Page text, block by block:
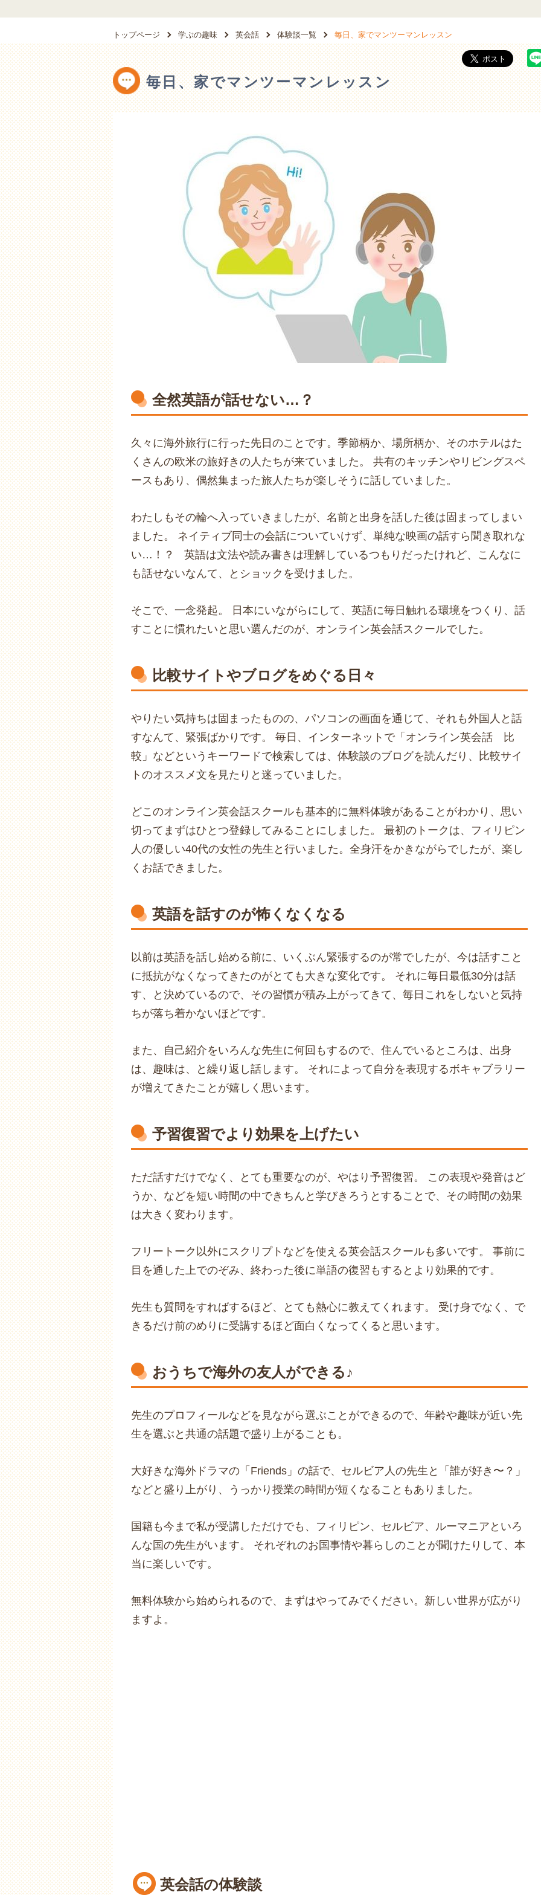
トップページ 学ぶの趣味 英会話 体験談一覧 毎日、家でマンツーマンレッスン
毎日、家でマンツーマンレッスン
全然英語が話せない…？
久々に海外旅行に行った先日のことです。季節柄か、場所柄か、そのホテルはた
くさんの欧米の旅好きの人たちが来ていました。 共有のキッチンやリビングスペ
ースもあり、偶然集まった旅人たちが楽しそうに話していました。
わたしもその輪へ入っていきましたが、名前と出身を話した後は固まってしまい
ました。 ネイティブ同士の会話についていけず、単純な映画の話すら聞き取れな
い…！？ 英語は文法や読み書きは理解しているつもりだったけれど、こんなに
も話せないなんて、とショックを受けました。
そこで、一念発起。 日本にいながらにして、英語に毎日触れる環境をつくり、話
すことに慣れたいと思い選んだのが、オンライン英会話スクールでした。
比較サイトやブログをめぐる日々
やりたい気持ちは固まったものの、パソコンの画面を通じて、それも外国人と話
すなんて、緊張ばかりです。 毎日、インターネットで「オンライン英会話 比
較」などというキーワードで検索しては、体験談のブログを読んだり、比較サイ
トのオススメ文を見たりと迷っていました。
どこのオンライン英会話スクールも基本的に無料体験があることがわかり、思い
切ってまずはひとつ登録してみることにしました。 最初のトークは、フィリピン
人の優しい40代の女性の先生と行いました。全身汗をかきながらでしたが、楽し
くお話できました。
英語を話すのが怖くなくなる
以前は英語を話し始める前に、いくぶん緊張するのが常でしたが、今は話すこと
に抵抗がなくなってきたのがとても大きな変化です。 それに毎日最低30分は話
す、と決めているので、その習慣が積み上がってきて、毎日これをしないと気持
ちが落ち着かないほどです。
また、自己紹介をいろんな先生に何回もするので、住んでいるところは、出身
は、趣味は、と繰り返し話します。 それによって自分を表現するボキャブラリー
が増えてきたことが嬉しく思います。
予習復習でより効果を上げたい
ただ話すだけでなく、とても重要なのが、やはり予習復習。 この表現や発音はど
うか、などを短い時間の中できちんと学びきろうとすることで、その時間の効果
は大きく変わります。
フリートーク以外にスクリプトなどを使える英会話スクールも多いです。 事前に
目を通した上でのぞみ、終わった後に単語の復習もするとより効果的です。
先生も質問をすればするほど、とても熱心に教えてくれます。 受け身でなく、で
きるだけ前のめりに受講するほど面白くなってくると思います。
おうちで海外の友人ができる♪
先生のプロフィールなどを見ながら選ぶことができるので、年齢や趣味が近い先
生を選ぶと共通の話題で盛り上がることも。
大好きな海外ドラマの「Friends」の話で、セルビア人の先生と「誰が好き〜？」
などと盛り上がり、うっかり授業の時間が短くなることもありました。
国籍も今まで私が受講しただけでも、フィリピン、セルビア、ルーマニアといろ
んな国の先生がいます。 それぞれのお国事情や暮らしのことが聞けたりして、本
当に楽しいです。
無料体験から始められるので、まずはやってみでください。新しい世界が広がり
ますよ。
英会話の体験談